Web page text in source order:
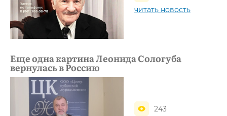
читать новость
Еще одна картина Леонида Сологуба
вернулась в Россию
243